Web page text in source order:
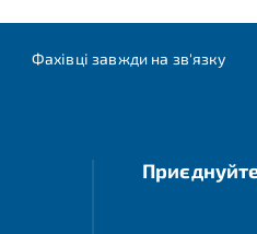
Фахівці завжди на зв'язку